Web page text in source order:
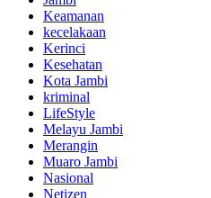
Keamanan
kecelakaan
Kerinci
Kesehatan
Kota Jambi
kriminal
LifeStyle
Melayu Jambi
Merangin
Muaro Jambi
Nasional
Netizen